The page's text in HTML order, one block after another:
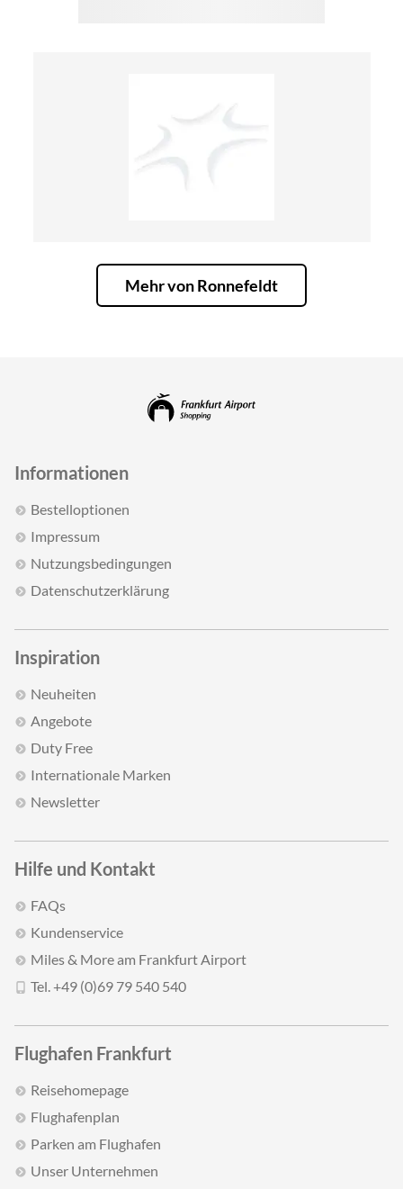
Mehr von Ronnefeldt
Informationen
Bestelloptionen
Impressum
Nutzungsbedingungen
Datenschutzerklärung
Inspiration
Neuheiten
Angebote
Duty Free
Internationale Marken
Newsletter
Hilfe und Kontakt
FAQs
Kundenservice
Miles & More am Frankfurt Airport
Tel. +49 (0)69 79 540 540
Flughafen Frankfurt
Reisehomepage
Flughafenplan
Parken am Flughafen
Unser Unternehmen